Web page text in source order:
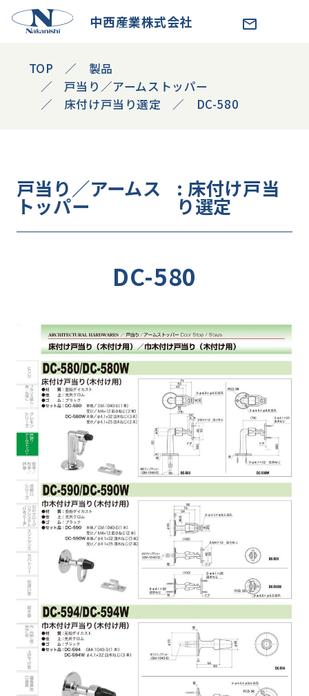
中西産業株式会社
TOP
製品
戸当り／アームストッパー
床付け戸当り選定
DC-580
戸当り／アームス
トッパー
: 床付け戸当
り選定
DC-580